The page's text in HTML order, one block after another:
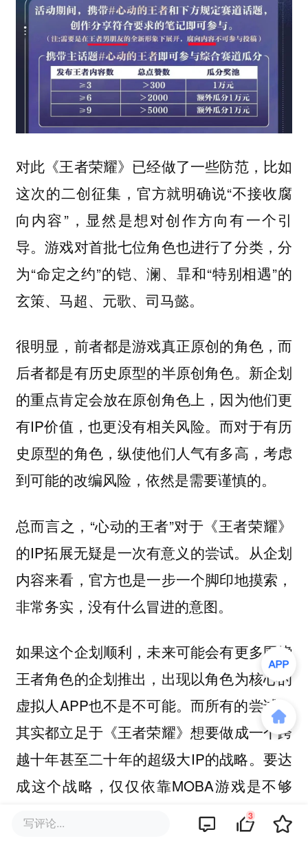
对此《王者荣耀》已经做了一些防范，比如
这次的二创征集，官方就明确说“不接收腐
向内容”，显然是想对创作方向有一个引
导。游戏对首批七位角色也进行了分类，分
为“命定之约”的铠、澜、暃和“特别相遇”的
玄策、马超、元歌、司马懿。
很明显，前者都是游戏真正原创的角色，而
后者都是有历史原型的半原创角色。新企划
的重点肯定会放在原创角色上，因为他们更
有IP价值，也更没有相关风险。而对于有历
史原型的角色，纵使他们人气有多高，考虑
到可能的改编风险，依然是需要谨慎的。
总而言之，“心动的王者”对于《王者荣耀》
的IP拓展无疑是一次有意义的尝试。从企划
内容来看，官方也是一步一个脚印地摸索，
非常务实，没有什么冒进的意图。
如果这个企划顺利，未来可能会有更多围绕
王者角色的企划推出，出现以角色为核心的
虚拟人APP也不是不可能。而所有的尝试，
其实都立足于《王者荣耀》想要做成一个跨
越十年甚至二十年的超级大IP的战略。要达
成这个战略，仅仅依靠MOBA游戏是不够
的，扩展和衍生则是必然的。
写评论... 3